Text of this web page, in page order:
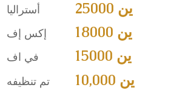
أستراليا
إكس إف
في اف
25000 ين
18000 ين
15000 ين
تم تنظيفه 10,000 ين